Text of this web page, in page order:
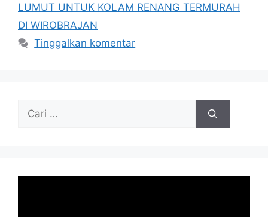
LUMUT UNTUK KOLAM RENANG TERMURAH
DI WIROBRAJAN
Tinggalkan komentar
Cari